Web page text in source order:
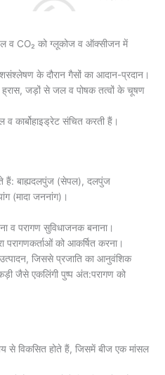
व CO₂ को ग्लूकोज व ऑक्सीजन में
के दौरान गैसों का आदान-प्रदान।
ह्रास, जड़ों से जल व पोषक तत्वों के चूषण
व कार्बोहाइड्रेट संचित करती हैं।
हैं: बाह्यदलपुंज (सेपल), दलपुंज
(मादा जननांग)।
व परागण सुविधाजनक बनाना।
परागणकर्ताओं को आकर्षित करना।
उत्पादन, जिससे प्रजाति का आनुवंशिक
जैसे एकलिंगी पुष्प अंत:परागण को
से विकसित होते हैं, जिसमें बीज एक मांसल